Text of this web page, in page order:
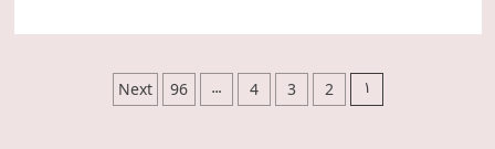
صفحه‌بندی
1
2
3
4
…
96
Next